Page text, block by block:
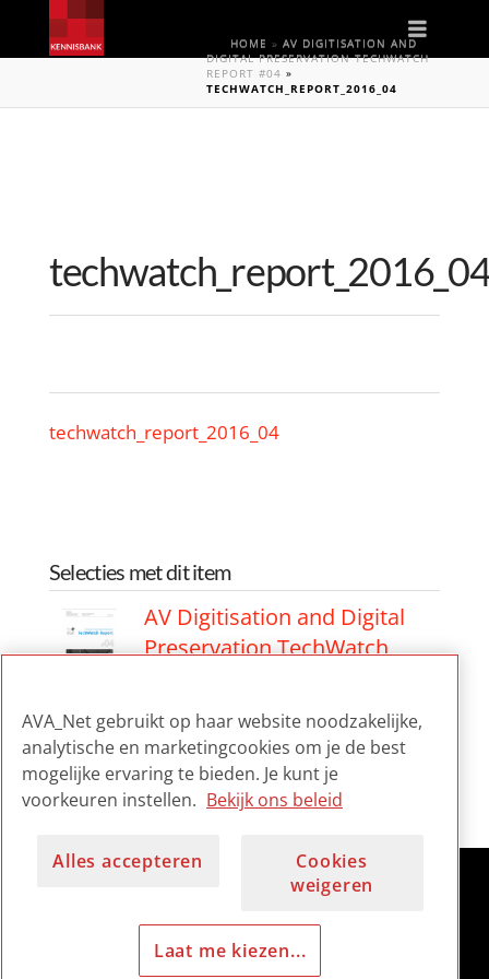
HOME » AV DIGITISATION AND
DIGITAL PRESERVATION TECHWATCH
REPORT #04 »
TECHWATCH_REPORT_2016_04
techwatch_report_2016_04
Selecties met dit item
AV Digitisation and Digital
Preservation TechWatch
AV Digitisation and Digital
Preservation TechWatch
Report #04
AVA_Net gebruikt op haar website noodzakelijke,
analytische en marketingcookies om je de best
mogelijke ervaring te bieden. Je kunt je
voorkeuren instellen. Bekijk ons beleid
Alles accepteren
Cookies
weigeren
Laat me kiezen...